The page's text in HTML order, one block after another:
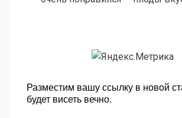
Разместим вашу ссылку в новой
будет висеть вечно.